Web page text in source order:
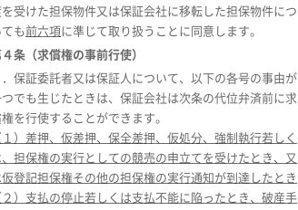
受けた担保物件又は保証会社に移転した担保物件につ
も前六項に準じて取り扱うことに同意します。
条（求償権の事前行使）
．保証委託者又は保証人について、以下の各号の事由が
でも生じたときは、保証会社は次条の代位弁済前に求
を行使することができます。
１）差押、仮差押、保全差押、仮処分、強制執行若しく
担保権の実行としての競売の申立てを受けたとき、又
登記担保権その他の担保権の実行通知が到達したとき
２）支払の停止若しくは支払不能に陥ったとき、破産手